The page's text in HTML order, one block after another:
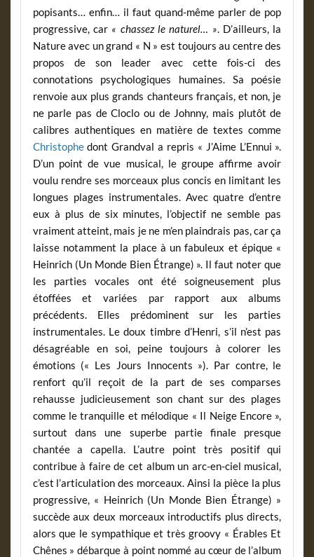
popisants… enfin… il faut quand-même parler de pop
progressive, car « chassez le naturel… ». D’ailleurs, la
Nature avec un grand « N » est toujours au centre des
propos de son leader avec cette fois-ci des
connotations psychologiques humaines. Sa poésie
renvoie aux plus grands chanteurs français, et non, je
ne parle pas de Cloclo ou de Johnny, mais plutôt de
calibres authentiques en matière de textes comme
Christophedont Grandval a repris « J’Aime L’Ennui ».
D’un point de vue musical, le groupe affirme avoir
voulu rendre ses morceaux plus concis en limitant les
longues plages instrumentales. Avec quatre d’entre
eux à plus de six minutes, l’objectif ne semble pas
vraiment atteint, mais je ne m’en plaindrais pas, car ça
laisse notamment la place à un fabuleux et épique «
Heinrich (Un Monde Bien Étrange) ». Il faut noter que
les parties vocales ont été soigneusement plus
étoffées et variées par rapport aux albums
précédents. Elles prédominent sur les parties
instrumentales. Le doux timbre d’Henri, s’il n’est pas
désagréable en soi, peine toujours à colorer les
émotions (« Les Jours Innocents »). Par contre, le
renfort qu’il reçoit de la part de ses comparses
rehausse judicieusement son chant sur des plages
comme le tranquille et mélodique « Il Neige Encore »,
surtout dans une superbe partie finale presque
chantée a capella. L’autre point très positif qui
contribue à faire de cet album un arc-en-ciel musical,
c’est l’articulation des morceaux. Ainsi la pièce la plus
progressive, « Heinrich (Un Monde Bien Étrange) »
succède aux deux morceaux introductifs plus directs,
alors que le sympathique et très groovy « Érables Et
Chênes » débarque à point nommé au cœur de l’album